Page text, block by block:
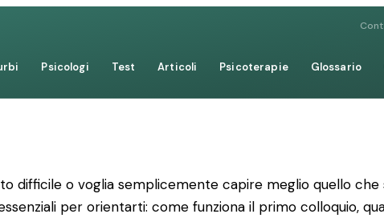
Psicologi Test Articoli Psicoterapie Glossario
difficile o voglia semplicemente capire meglio quello che
per orientarti: come funziona il primo colloquio,